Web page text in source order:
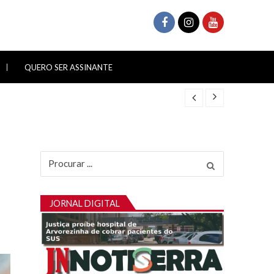
QUERO SER ASSINANTE
por:
JORNAL DIGITAL